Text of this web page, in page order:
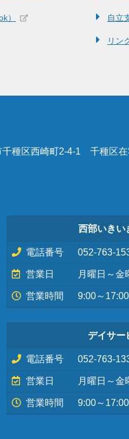
） 自立
リン
千種区西崎町2-4-1 千種区
西部いきい
電話番号 052-763-
営業日 月曜日～金
営業時間 9:00～17:00
デイサー
電話番号 052-763-
営業日 月曜日～金
営業時間 9:00～17:00